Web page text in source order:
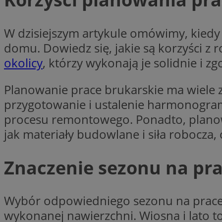
W dzisiejszym artykule omówimy,
domu. Dowiedz się, jakie są korzyści z
okolicy, którzy wykonają je solidnie i
Planowanie prace brukarskie ma wiele
przygotowanie i ustalenie
procesu remontowego. Ponadto,
jak materiały budowlane i siła
Znaczenie sezonu na
Wybór odpowiedniego sezonu na
wykonanej nawierzchni. Wiosna i lato
Nazwa
VP
_clck
_clsk
_clsk
pb_rtb_ev_part
__gads
ROLLOUT_TOKEN
Nazwa
openstat_gid
visid_incap_3220524